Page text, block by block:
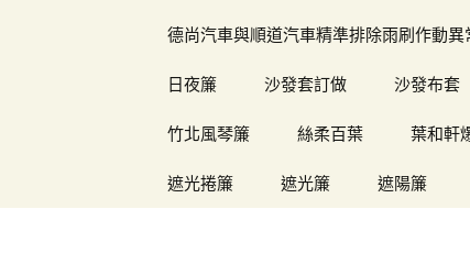
德尚汽車與順道汽車精準排除雨刷作動異
日夜簾 沙發套訂做 沙發布套
竹北風琴簾 絲柔百葉 葉和軒
遮光捲簾 遮光簾 遮陽簾